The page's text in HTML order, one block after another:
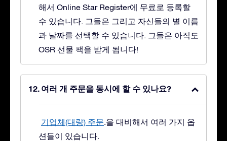
해서 Online Star Register에 무료로 등록할
수 있습니다. 그들은 그리고 자신들의 별 이름
과 날짜를 선택할 수 있습니다. 그들은 아직도
OSR 선물 팩을 받게 됩니다!
여러 개 주문을 동시에 할 수 있나요?
기업체(대량) 주문.을 대비해서 여러 가지 옵
션들이 있습니다.